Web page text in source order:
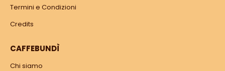
Termini e Condizioni
Credits
CAFFEBUNDÌ
Chi siamo